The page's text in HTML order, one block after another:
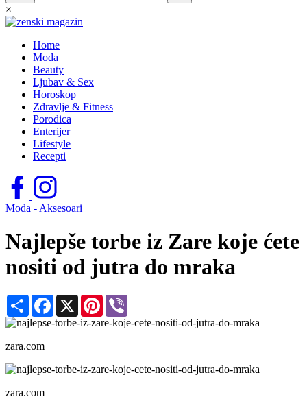
×
Home
Moda
Beauty
Ljubav & Sex
Horoskop
Zdravlje & Fitness
Porodica
Enterijer
Lifestyle
Recepti
Moda - Aksesoari
Najlepše torbe iz Zare koje ćete
nositi od jutra do mraka
Share Facebook
X Pinterest
zara.com
zara.com